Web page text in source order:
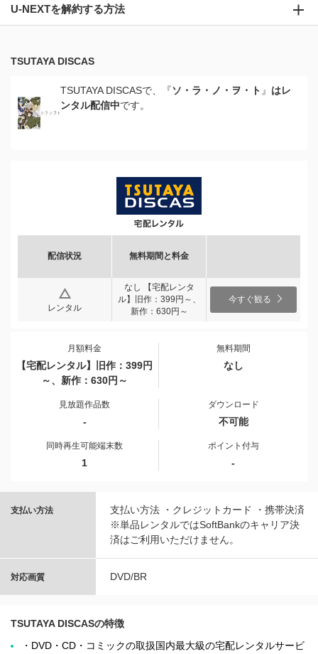
U-NEXTを解約する方法
TSUTAYA DISCAS
TSUTAYA DISCASで、『ソ・ラ・ノ・ヲ・ト 』 はレ
ンタル配信中です。
配信状況 無料期間と料金
レンタル
なし 【宅配レンタ
ル】旧作：399円～、
新作：630円～
今すぐ観る
月額料金
【宅配レンタル】旧作：399円
～、新作：630円～
無料期間
なし
見放題作品数
-
ダウンロード
不可能
同時再生可能端末数
1
ポイント付与
-
支払い方法
支払い方法 ・クレジットカード ・携帯決済
※単品レンタルではSoftBankのキャリア決
済はご利用いただけません。
対応画質 DVD/BR
TSUTAYA DISCASの特徴
・DVD・CD・コミックの取扱国内最大級の宅配レンタルサービ